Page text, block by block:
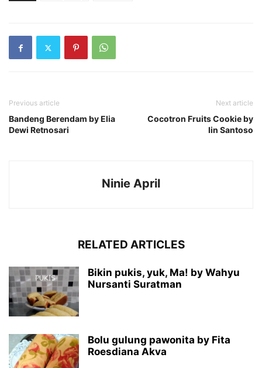
Previous article
Bandeng Berendam by Elia
Dewi Retnosari
Next article
Cocotron Fruits Cookie by
Iin Santoso
Ninie April
RELATED ARTICLES
Bikin pukis, yuk, Ma! by Wahyu
Nursanti Suratman
Bolu gulung pawonita by Fita
Roesdiana Akva